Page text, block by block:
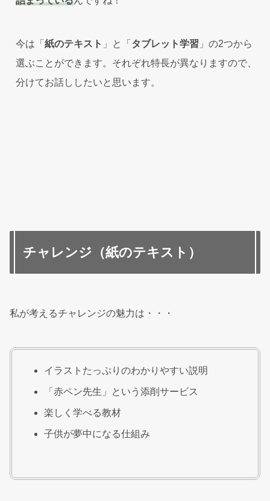
今は「 紙のテキスト 」と「 タブレット学習 」の2つから
選ぶことができます。それぞれ特長が異なりますので、
分けてお話ししたいと思います。
チャレンジ（紙のテキスト）
私が考えるチャレンジの魅力は・・・
イラストたっぷりのわかりやすい説明
「赤ペン先生」という添削サービス
楽しく学べる教材
子供が夢中になる仕組み